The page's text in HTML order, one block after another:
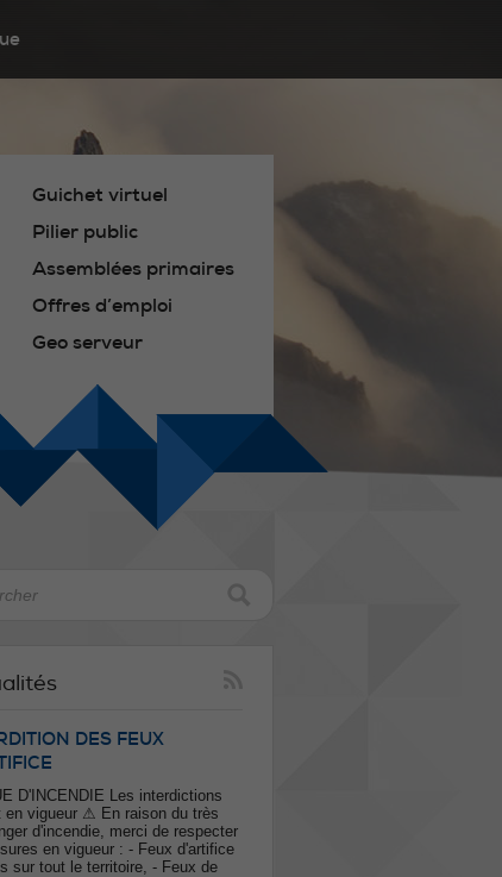
Guichet virtuel
Pilier public
Assemblées primaires
Offres d’emploi
Geo serveur
DES FEUX
D'INCENDIE Les interdictions
en vigueur ⚠ En raison du très
d'incendie, merci de respecter
en vigueur : - Feux d'artifice
sur tout le territoire, - Feux de